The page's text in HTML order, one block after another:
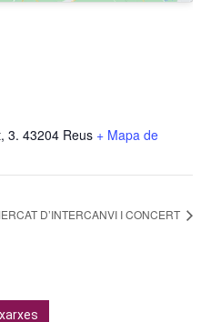
3. 43204 Reus + Mapa de
D’INTERCANVI I CONCERT